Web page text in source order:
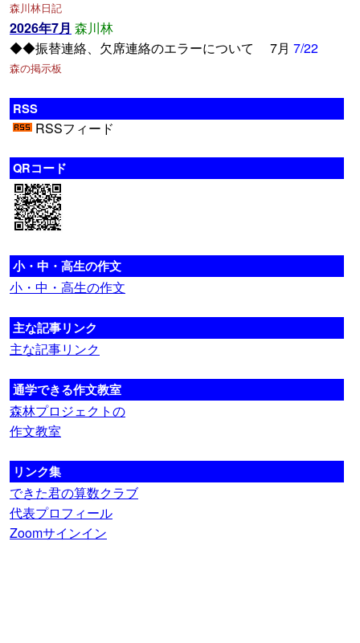
森川林日記
2026年7月 森川林
◆◆振替連絡、欠席連絡のエラーについて 7月 7/22
森の掲示板
RSS
RSSフィード
QRコード
小・中・高生の作文
小・中・高生の作文
主な記事リンク
主な記事リンク
通学できる作文教室
森林プロジェクトの
作文教室
リンク集
できた君の算数クラブ
代表プロフィール
Zoomサインイン